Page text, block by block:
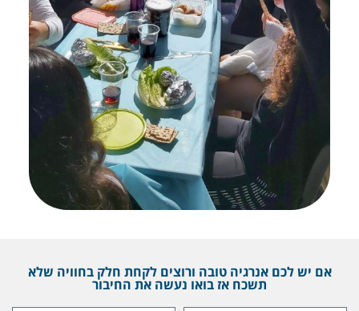
אם יש לכם אנרגיה טובה ורוצים לקחת חלק בחוויה שלא
תשכח אז בואו נעשה את החיבור